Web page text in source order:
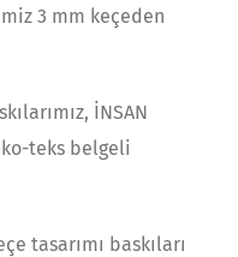
3 mm keçeden
İNSAN
teks belgeli
tasarımı baskıları